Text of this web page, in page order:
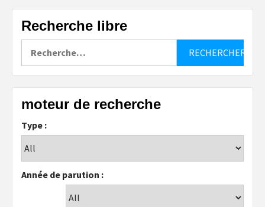
Recherche libre
moteur de recherche
Type :
Année de parution :